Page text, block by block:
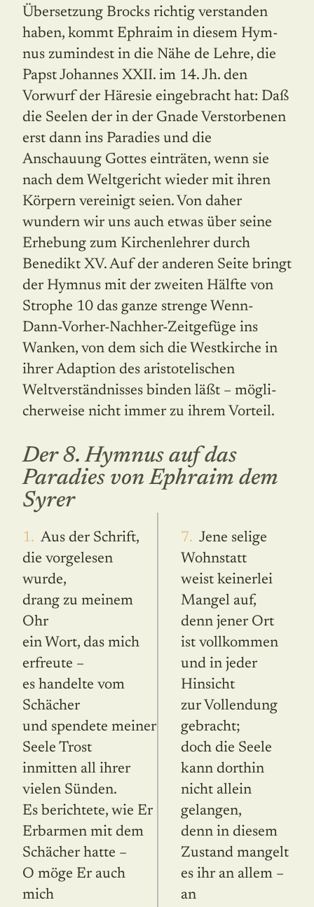
Übersetzung Brocks richtig verstanden
haben, kommt Ephraim in diesem Hym­
nus zumindest in die Nähe de Lehre, die
Papst Johannes XXII. im 14. Jh. den
Vorwurf der Häresie eingebracht hat: Daß
die Seelen der in der Gnade Ver­storbenen
erst dann ins Paradies und die
Anschauung Gottes einträten, wenn sie
nach dem Welt­ge­richt wieder mit ihren
Körpern vereinigt seien. Von daher
wundern wir uns auch etwas über seine
Erhebung zum Kirchenlehrer durch
Benedikt XV. Auf der anderen Seite bringt
der Hymnus mit der zweiten Hälfte von
Strophe 10 das ganze strenge Wenn-
Dann-Vorher-Nachher-Zeitgefüge ins
Wan­ken, von dem sich die Westkirche in
ihrer Adaption des aristotelischen
Weltverständnisses binden läßt – mög­li­
cherweise nicht immer zu ihrem Vorteil.
Der 8. Hymnus auf das
Paradies von Ephraim dem
Syrer
1. Aus der Schrift,
die vorgelesen
wurde,
drang zu meinem
Ohr
ein Wort, das mich
erfreute –
es handelte vom
Schächer
und spendete meiner
Seele Trost
inmitten all ihrer
vielen Sünden.
Es berichtete, wie Er
Erbarmen mit dem
Schächer hatte –
O möge Er auch
mich
7. Jene selige
Wohnstatt
weist keinerlei
Mangel auf,
denn jener Ort
ist vollkommen
und in jeder
Hinsicht
zur Vollendung
gebracht;
doch die Seele
kann dorthin
nicht allein
gelangen,
denn in diesem
Zustand mangelt
es ihr an allem –
an